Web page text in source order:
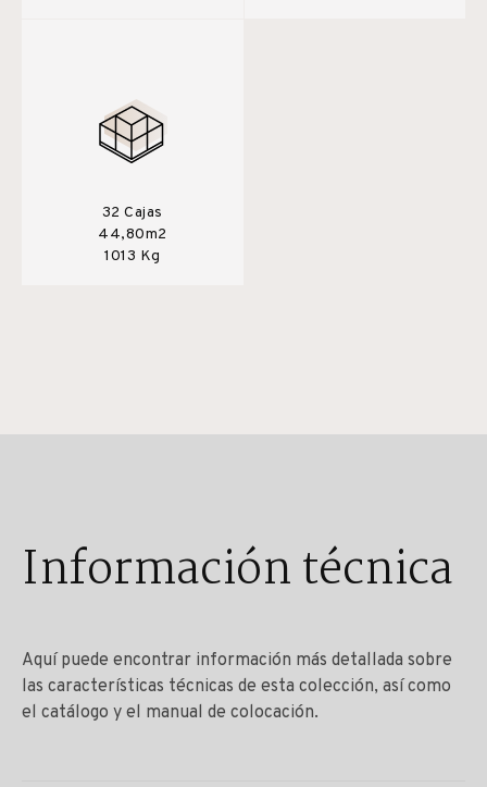
32 Cajas
44,80m2
1013 Kg
Información técnica
Aquí puede encontrar información más detallada sobre
las características técnicas de esta colección, así como
el catálogo y el manual de colocación.